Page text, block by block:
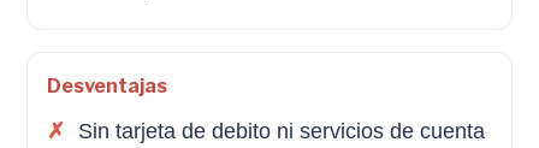
Desventajas
Sin tarjeta de debito ni servicios de cuenta